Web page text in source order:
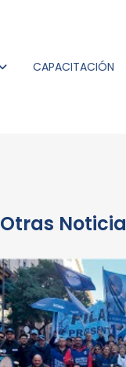
CAPACITACIÓN
Otras